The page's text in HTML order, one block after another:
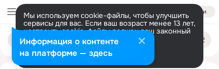
Войти
Мы используем cookie-файлы, чтобы улучшить
сервисы для вас. Если ваш возраст менее 13 лет,
настроить cookie-файлы должен ваш законный
представитель. Больше информации
Разрешить все Настроить
Поиск
людям
mariya zhidkova
Информация о контенте
на платформе — здесь